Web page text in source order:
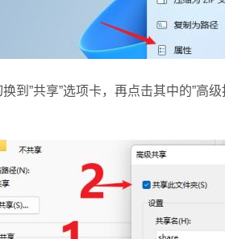
”共享”选项卡，再点击其中的”高级